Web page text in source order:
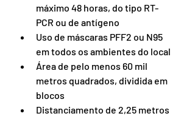
máximo 48 horas, do tipo RT-
PCR ou de antígeno
Uso de máscaras PFF2 ou N95
em todos os ambientes do local
Área de pelo menos 60 mil
metros quadrados, dividida em
blocos
Distanciamento de 2,25 metros